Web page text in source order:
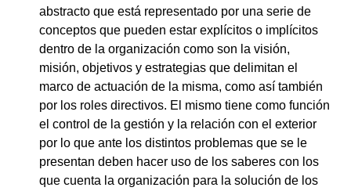
abstracto que está representado por una serie de
conceptos que pueden estar explícitos o implícitos
dentro de la organización como son la visión,
misión, objetivos y estrategias que delimitan el
marco de actuación de la misma, como así también
por los roles directivos. El mismo tiene como función
el control de la gestión y la relación con el exterior
por lo que ante los distintos problemas que se le
presentan deben hacer uso de los saberes con los
que cuenta la organización para la solución de los